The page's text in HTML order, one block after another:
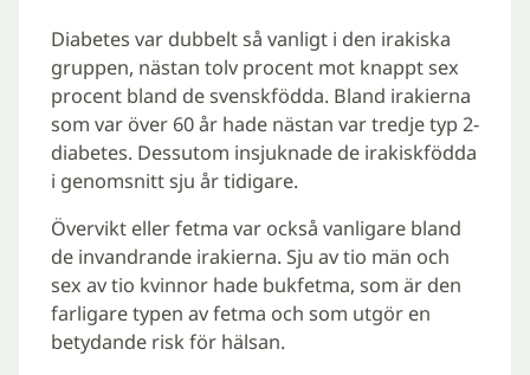
Diabetes var dubbelt så vanligt i den irakiska
gruppen, nästan tolv procent mot knappt sex
procent bland de svenskfödda. Bland irakierna
som var över 60 år hade nästan var tredje typ 2-
diabetes. Dessutom insjuknade de irakiskfödda
i genomsnitt sju år tidigare.
Övervikt eller fetma var också vanligare bland
de invandrande irakierna. Sju av tio män och
sex av tio kvinnor hade bukfetma, som är den
farligare typen av fetma och som utgör en
betydande risk för hälsan.